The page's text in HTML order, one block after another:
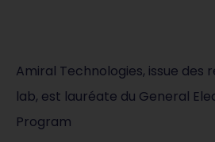
Amiral Technologies, issue des
lab, est lauréate du General
Program